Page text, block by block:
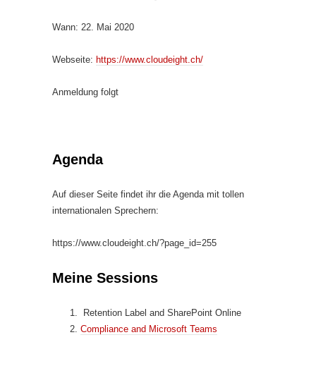
Wann: 22. Mai 2020
Webseite: https://www.cloudeight.ch/
Anmeldung folgt
Agenda
Auf dieser Seite findet ihr die Agenda mit tollen
internationalen Sprechern:
https://www.cloudeight.ch/?page_id=255
Meine Sessions
Retention Label and SharePoint Online
Compliance and Microsoft Teams